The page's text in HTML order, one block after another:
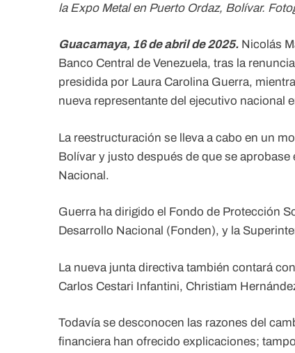
la Expo Metal en Puerto Ordaz, Bolívar.
Guacamaya, 16 de abril de 2025. Nicolás
Banco Central de Venezuela, tras la
presidida por Laura Carolina Guerra,
nueva representante del ejecutivo nacional
La reestructuración se lleva a cabo en un
Bolívar y justo después de que se
Nacional.
Guerra ha dirigido el Fondo de Protección
Desarrollo Nacional (Fonden), y la
La nueva junta directiva también contará
Carlos Cestari Infantini, Christiam
Todavía se desconocen las razones del
financiera han ofrecido explicaciones;